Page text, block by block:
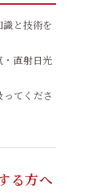
と技術を
直射日光
てくださ
る方へ